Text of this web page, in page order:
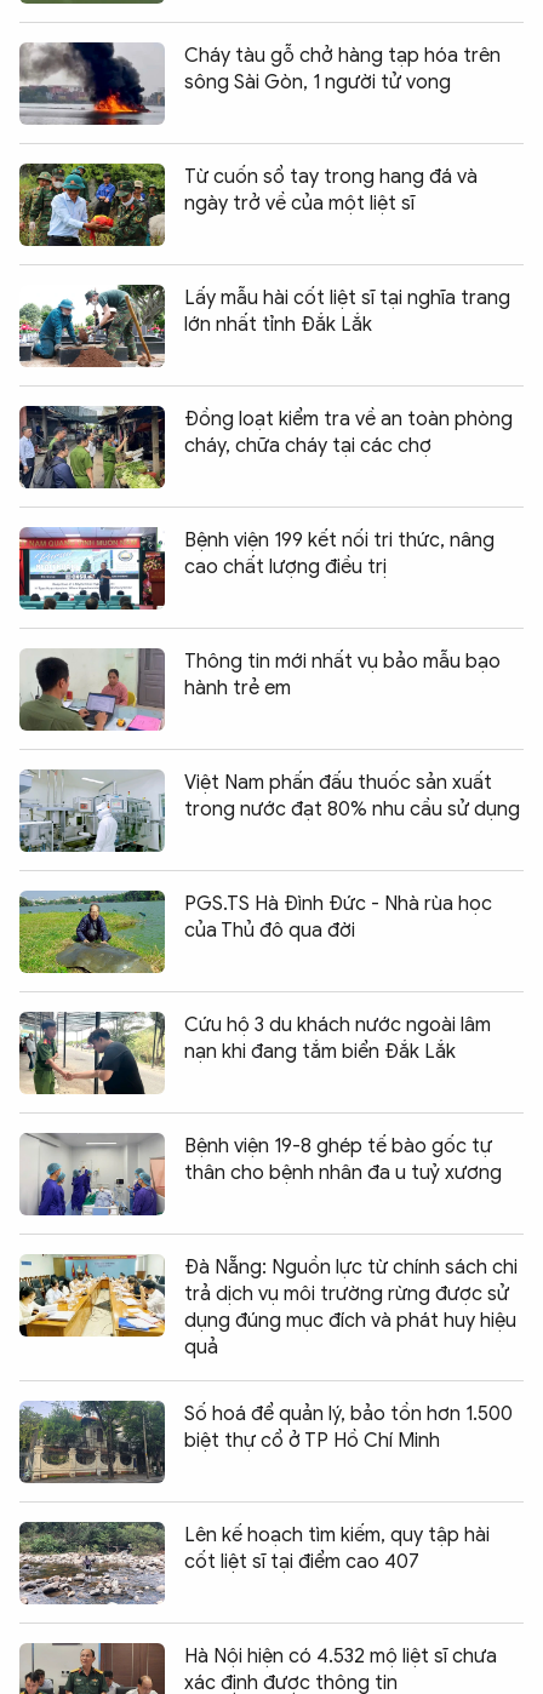
Cháy tàu gỗ chở hàng tạp hóa trên
sông Sài Gòn, 1 người tử vong
Từ cuốn sổ tay trong hang đá và
ngày trở về của một liệt sĩ
Lấy mẫu hài cốt liệt sĩ tại nghĩa trang
lớn nhất tỉnh Đắk Lắk
Đồng loạt kiểm tra về an toàn phòng
cháy, chữa cháy tại các chợ
Bệnh viện 199 kết nối tri thức, nâng
cao chất lượng điều trị
Thông tin mới nhất vụ bảo mẫu bạo
hành trẻ em
Việt Nam phấn đấu thuốc sản xuất
trong nước đạt 80% nhu cầu sử dụng
PGS.TS Hà Đình Đức - Nhà rùa học
của Thủ đô qua đời
Cứu hộ 3 du khách nước ngoài lâm
nạn khi đang tắm biển Đắk Lắk
Bệnh viện 19-8 ghép tế bào gốc tự
thân cho bệnh nhân đa u tuỷ xương
Đà Nẵng: Nguồn lực từ chính sách chi
trả dịch vụ môi trường rừng được sử
dụng đúng mục đích và phát huy hiệu
quả
Số hoá để quản lý, bảo tồn hơn 1.500
biệt thự cổ ở TP Hồ Chí Minh
Lên kế hoạch tìm kiếm, quy tập hài
cốt liệt sĩ tại điểm cao 407
Hà Nội hiện có 4.532 mộ liệt sĩ chưa
xác định được thông tin